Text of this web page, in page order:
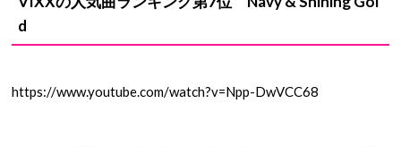
d
https://www.youtube.com/watch?v=Npp-DwVCC68